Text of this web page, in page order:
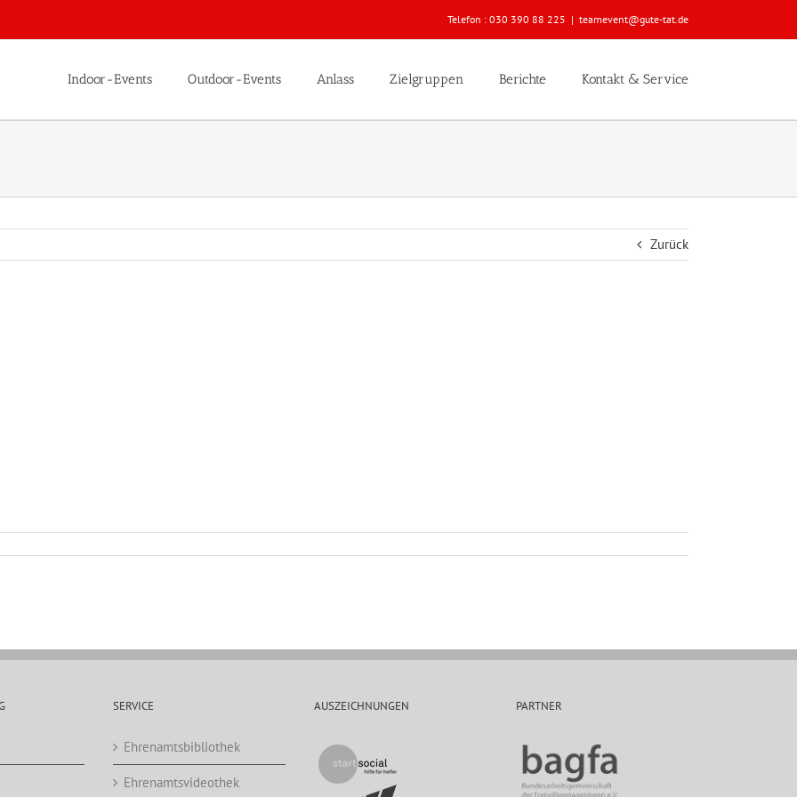
Telefon : 030 390 88 225 | teamevent@gute-tat.de
Indoor-Events Outdoor-Events Anlass Zielgruppen Berichte Kontakt & Service
Zurück
SERVICE
Ehrenamtsbibliothek
Ehrenamtsvideothek
AUSZEICHNUNGEN PARTNER